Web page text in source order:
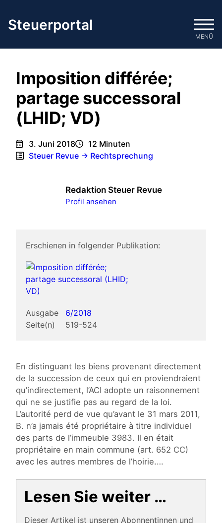
Inhalt
springen
Steuerportal
MENÜ
Imposition différée;
partage successoral
(LHID; VD)
Steuer Revue → Rechtsprechung
3. Juni 2018 12 Minuten
Redaktion Steuer Revue
Profil ansehen
Erschienen in folgender Publikation:
Ausgabe
6/2018
Seite(n)
519-524
En distinguant les biens provenant directement
de la succession de ceux qui en proviendraient
qu’indirectement, l’ACI adopte un raisonnement
qui ne se justifie pas au regard de la loi.
L’autorité perd de vue qu’avant le 31 mars 2011,
B. n’a jamais été propriétaire à titre individuel
des parts de l’immeuble 3983. Il en était
propriétaire en main commune (art. 652 CC)
avec les autres membres de l’hoirie.…
Lesen Sie weiter …
Dieser Artikel ist unseren Abonnentinnen und